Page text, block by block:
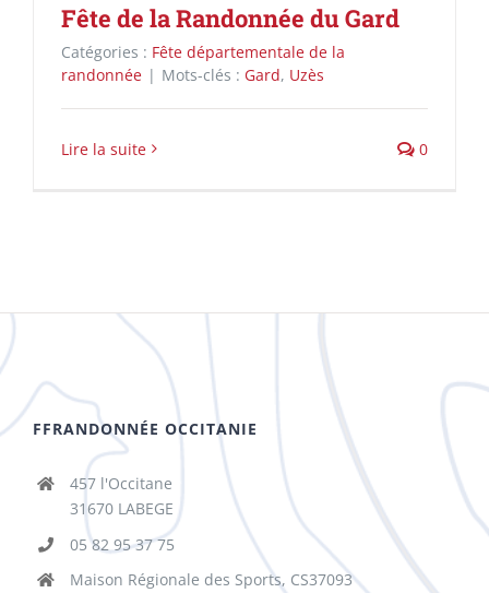
Fête de la Randonnée du Gard
Catégories : Fête départementale de la
randonnée | Mots-clés : Gard, Uzès
Lire la suite 0
FFRANDONNÉE OCCITANIE
457 l'Occitane
31670 LABEGE
05 82 95 37 75
Maison Régionale des Sports, CS37093